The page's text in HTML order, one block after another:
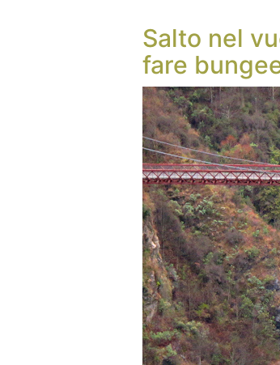
Salto nel
fare